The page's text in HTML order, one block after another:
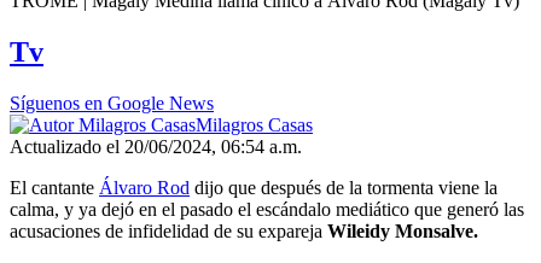
of
5
9
seconds
Tv
Síguenos en Google News
Milagros Casas
Actualizado el 20/06/2024, 06:54 a.m.
El cantante Álvaro Rod dijo que después de la tormenta viene la
calma, y ya dejó en el pasado el escándalo mediático que generó las
acusaciones de infidelidad de su expareja Wileidy Monsalve.